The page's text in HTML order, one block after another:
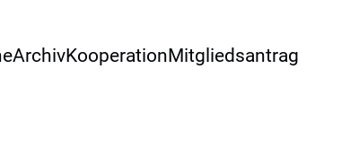
ArchivKooperationMitgliedsantrag